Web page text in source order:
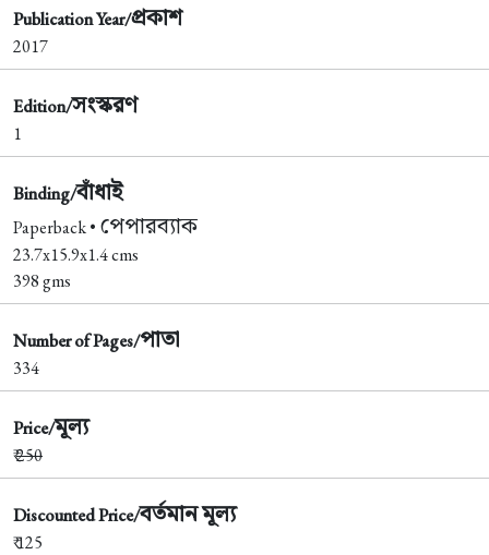
Publication Year/প্রকাশ
2017
Edition/সংস্করণ
1
Binding/বাঁধাই
Paperback • পেপারব্যাক
23.7x15.9x1.4 cms
398 gms
Number of Pages/পাতা
334
Price/মূল্য
₹250
Discounted Price/বর্তমান মূল্য
₹ 125